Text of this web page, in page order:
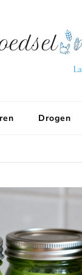
Drogen